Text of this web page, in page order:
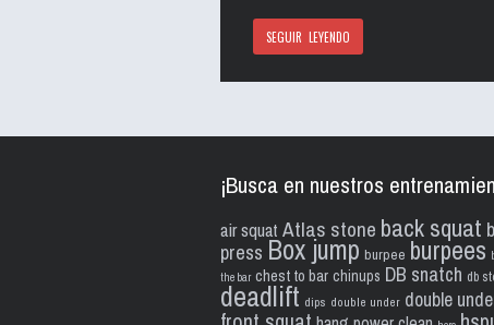
SEGUIR LEYENDO
¡Busca en nuestros
air squat Atlas stone back squat
press Box jump burpee burpees
the bar chest to bar chinups DB snatch db
deadlift dips double under double